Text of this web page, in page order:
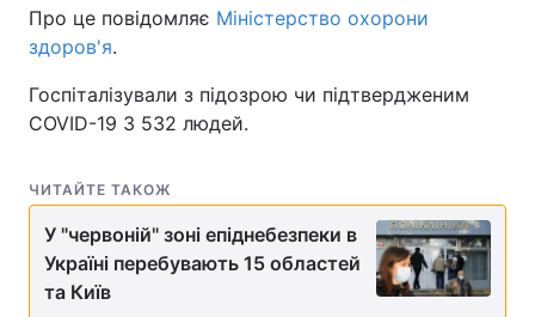
Про це повідомляє Міністерство охорони
здоров'я.
Госпіталізували з підозрою чи підтвердженим
COVID-19 3 532 людей.
ЧИТАЙТЕ ТАКОЖ
У "червоній" зоні епіднебезпеки в
Україні перебувають 15 областей
та Київ